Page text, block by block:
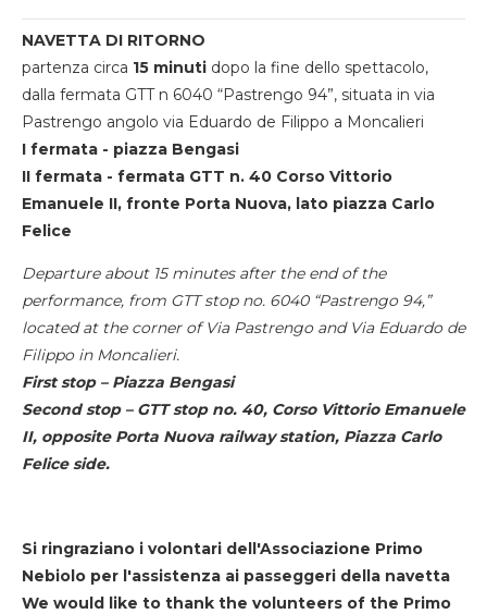
NAVETTA DI RITORNO
partenza circa 15 minuti dopo la fine dello spettacolo,
dalla fermata GTT n 6040 “Pastrengo 94”, situata in via
Pastrengo angolo via Eduardo de Filippo a Moncalieri
I fermata - piazza Bengasi
II fermata - fermata GTT n. 40 Corso Vittorio
Emanuele II, fronte Porta Nuova, lato piazza Carlo
Felice
Departure about 15 minutes after the end of the
performance, from GTT stop no. 6040 “Pastrengo 94,”
located at the corner of Via Pastrengo and Via Eduardo de
Filippo in Moncalieri.
First stop – Piazza Bengasi
Second stop – GTT stop no. 40, Corso Vittorio Emanuele
II, opposite Porta Nuova railway station, Piazza Carlo
Felice side.
Si ringraziano i volontari dell'Associazione Primo
Nebiolo per l'assistenza ai passeggeri della navetta
We would like to thank the volunteers of the Primo